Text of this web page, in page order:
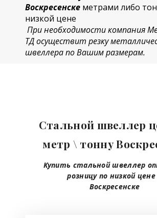
Воскресенске метрами либо
низкой цене
При необходимости компания
ТД осуществит резку
швеллера по Вашим размерам.
Стальной швеллер
метр \ тонну
Купить стальной швеллер
розницу по низкой цене
Воскресенске